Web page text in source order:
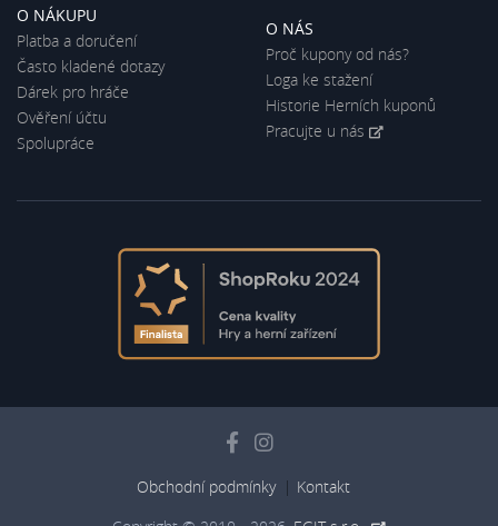
O NÁKUPU
Platba a doručení
Často kladené dotazy
Dárek pro hráče
Ověření účtu
Spolupráce
O NÁS
Proč kupony od nás?
Loga ke stažení
Historie Herních kuponů
Pracujte u nás
Obchodní podmínky Kontakt